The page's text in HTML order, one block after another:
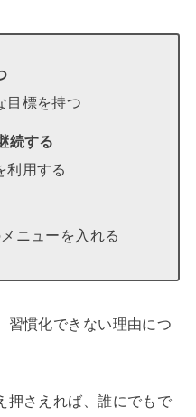
目標を持つ
続する
利用する
ニューを入れる
習慣化できない理由につ
押さえれば、誰にでもで